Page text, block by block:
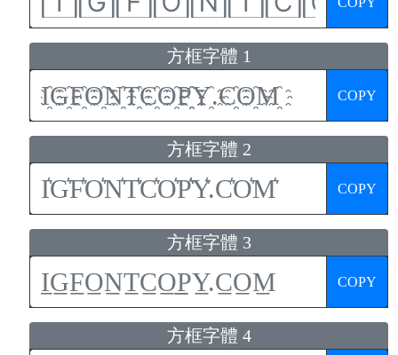
方框字體 1
COPY
方框字體 2
COPY
方框字體 3
COPY
方框字體 4